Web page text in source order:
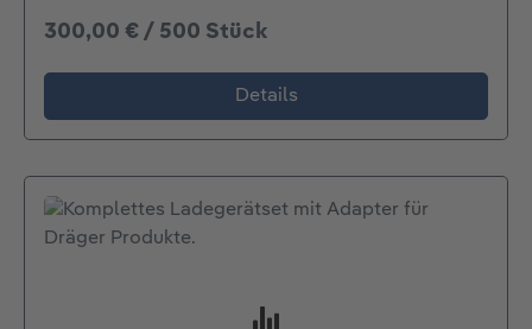
300,00 € / 500 Stück
Details